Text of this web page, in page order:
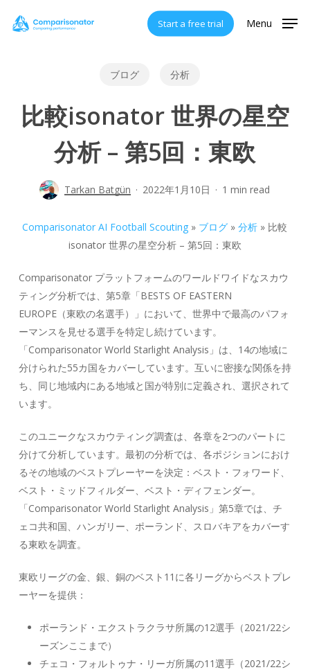
Start a free trial Menu
ブログ 分析
比較isonator 世界の星空
分析 – 第5回：東欧
Tarkan Batgün 2022年1月10日 1 min read
Comparisonator AI Football Scouting » ブログ »分析 » 比較
isonator 世界の星空分析 – 第5回：東欧
Comparisonator プラットフォームのワールドワイドなスカウ
ティング分析では、第5章「BESTS OF EASTERN
EUROPE（東欧の名選手）」において、世界中で最高のパフォ
ーマンスを見せる選手を特定し続けています。
「Comparisonator World Starlight Analysis」は、14の地域に
分けられた55カ国をカバーしています。互いに密接な関係を持
ち、同じ地域内にある地域と国が特別に定義され、選択されて
います。
このユニークなスカウティング調査は、各章を2つのパートに
分けて分析しています。最初の分析では、各ポジションにおけ
るその地域のベストプレーヤーを決定：ベスト・フォワード、
ベスト・ミッドフィルダー、ベスト・ディフェンダー。
「Comparisonator World Starlight Analysis」第5章では、チ
ェコ共和国、ハンガリー、ポーランド、スロバキアをカバーす
る東欧を調査。
東欧リーグの金、銀、銅のベスト11に各リーグからベストプレ
ーヤーを提供：
ポーランド・エクストラクラサ所属の12選手（2021/22シ
ーズンここまで）
チェコ・フォルトゥナ・リーガ所属の11選手（2021/22シ